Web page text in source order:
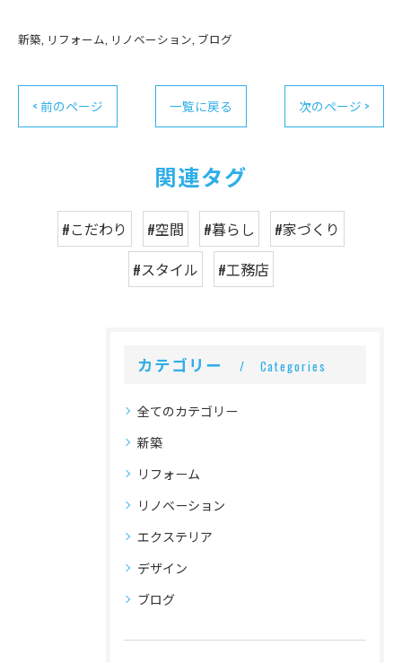
新築 リフォーム リノベーション ブログ
< 前のページ 一覧に戻る 次のページ >
関連タグ
#こだわり #空間 #暮らし
#家づくり
#スタイル
#工務店
カテゴリー Categories
全てのカテゴリー
新築
リフォーム
リノベーション
エクステリア
デザイン
ブログ